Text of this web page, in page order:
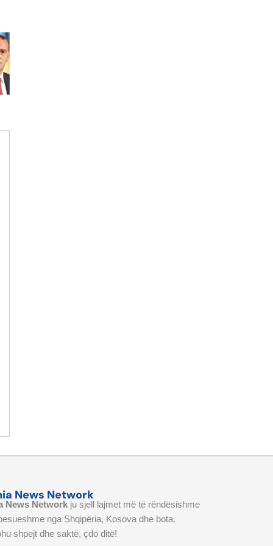
News Network
News Networkju sjell lajmet më të rëndësishme
nga Shqipëria, Kosova dhe bota.
shpejt dhe saktë, çdo ditë!